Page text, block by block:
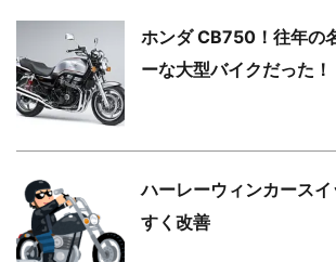
ホンダ CB750！往年の
ーな大型バイクだった！
ハーレーウィンカース
すく改善